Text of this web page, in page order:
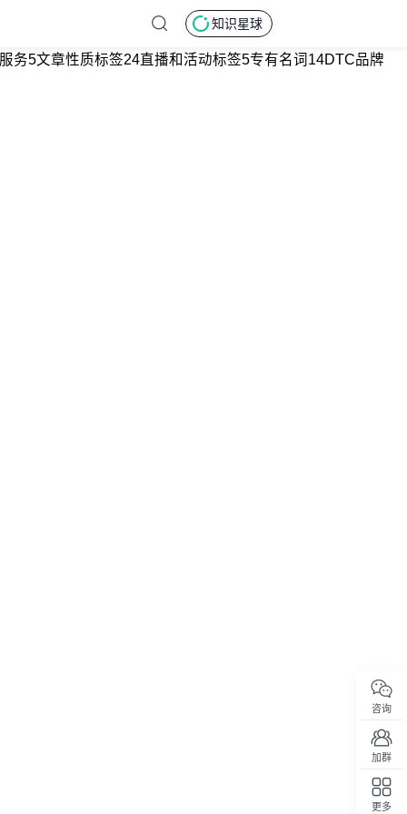
知识星球
务5文章性质标签24直播和活动标签5专有名词 14DTC品牌
咨询
加群
更多